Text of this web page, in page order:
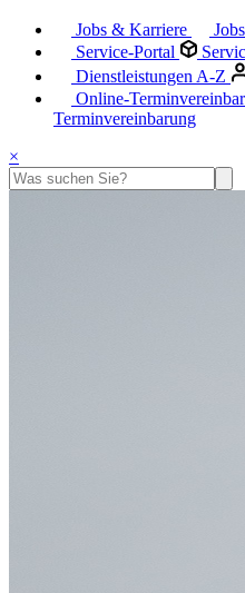
Jobs & Karriere
Service-Portal
Dienstleistungen A-Z
Online-
Terminvereinbarung
×